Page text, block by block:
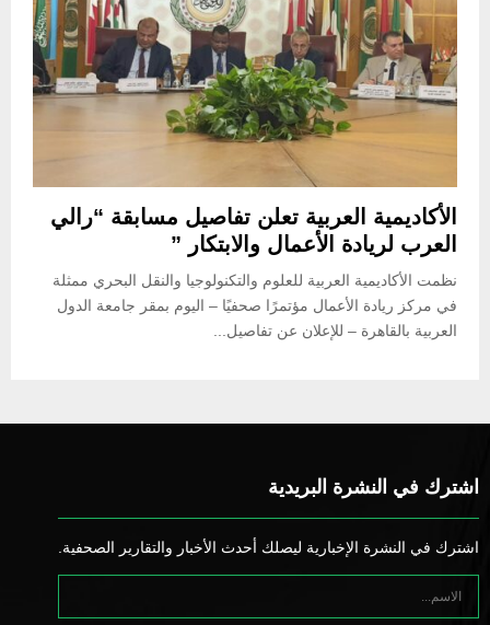
الأكاديمية العربية تعلن تفاصيل مسابقة “رالي
العرب لريادة الأعمال والابتكار ”
نظمت الأكاديمية العربية للعلوم والتكنولوجيا والنقل البحري ممثلة
في مركز ريادة الأعمال مؤتمرًا صحفيًا – اليوم بمقر جامعة الدول
العربية بالقاهرة – للإعلان عن تفاصيل...
اشترك في النشرة البريدية
اشترك في النشرة الإخبارية ليصلك أحدث الأخبار والتقارير الصحفية.